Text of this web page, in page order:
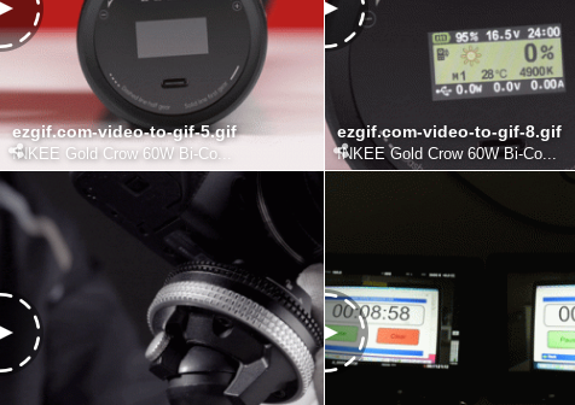
ezgif.com-video-to-gif-5.gif
INKEE Gold Crow 60W Bi-Co...
ezgif.com-video-to-gif-8.gif
INKEE Gold Crow 60W Bi-Co...